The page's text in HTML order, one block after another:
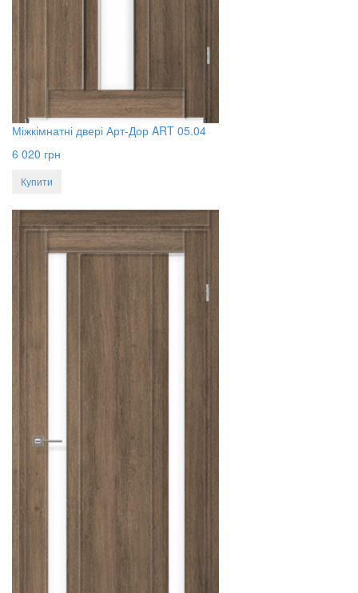
Міжкімнатні двері Арт-Дор ART 05.04
6 020 грн
Купити